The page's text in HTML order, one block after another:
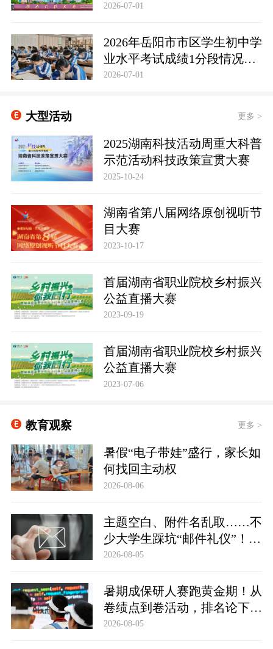
2026-07-01
2026年岳阳市市区学生初中学
业水平考试成绩1分段情况统
计表
2026-07-01
大型活动 更多 >
2025湖南科技活动周重大科普
示范活动科技政策宣贯大赛
2025-10-24
湖南省第八届网络原创视听节
目大赛
2023-10-17
首届湖南省职业院校乡村振兴
公益直播大赛
2023-09-19
首届湖南省职业院校乡村振兴
公益直播大赛
2023-07-06
教育观察 更多 >
暑假“电子带娃”盛行，家长如
何找回主动权
2026-08-06
主题空白、附件名乱取……不
少大学生踩坑“邮件礼仪”！贴
士：求职邮件可以这么写
2026-08-05
暑期成保研人赛跑黄金期！从
卷绩点到卷活动，排名论下拧
紧发条的大学生
2026-08-05